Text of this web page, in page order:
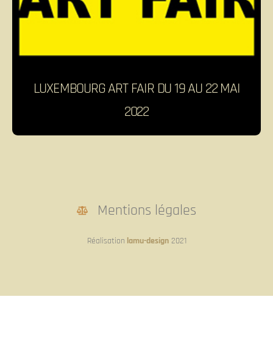
LUXEMBOURG ART FAIR DU 19 AU 22 MAI
2022
Mentions légales
Réalisation lamu-design 2021